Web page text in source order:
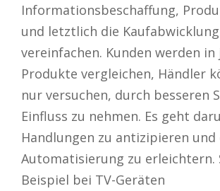
Informationsbeschaffung,
und letztlich die Kaufabwicklung
vereinfachen. Kunden werden in
Produkte vergleichen, Händler
nur versuchen, durch besseren
Einfluss zu nehmen. Es geht
Handlungen zu antizipieren und
Automatisierung zu erleichtern.
Beispiel bei TV-Geräten